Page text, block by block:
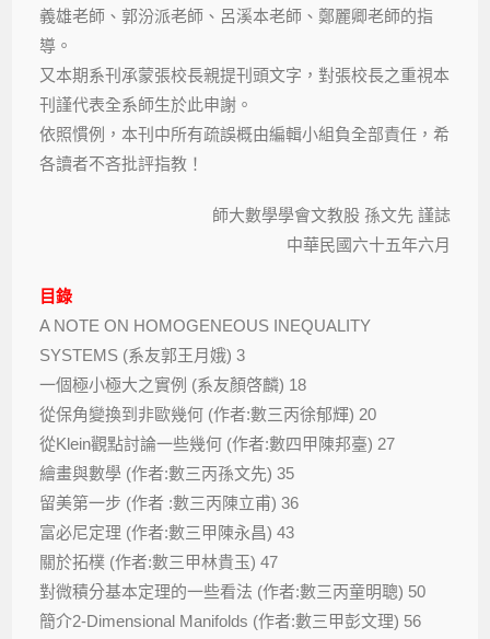
義雄老師、郭汾派老師、呂溪本老師、鄭麗卿老師的指
導。
又本期系刊承蒙張校長親提刊頭文字，對張校長之重視本
刊謹代表全系師生於此申謝。
依照慣例，本刊中所有疏誤概由編輯小組負全部責任，希
各讀者不吝批評指教！
師大數學學會文教股 孫文先 謹誌
中華民國六十五年六月
目錄
A NOTE ON HOMOGENEOUS INEQUALITY
SYSTEMS (系友郭王月娥) 3
一個極小極大之實例 (系友顏啓麟) 18
從保角變換到非歐幾何 (作者:數三丙徐郁輝) 20
從Klein觀點討論一些幾何 (作者:數四甲陳邦臺) 27
繪畫與數學 (作者:數三丙孫文先) 35
留美第一步 (作者 :數三丙陳立甫) 36
富必尼定理 (作者:數三甲陳永昌) 43
關於拓樸 (作者:數三甲林貴玉) 47
對微積分基本定理的一些看法 (作者:數三丙童明聰) 50
簡介2-Dimensional Manifolds (作者:數三甲彭文理) 56